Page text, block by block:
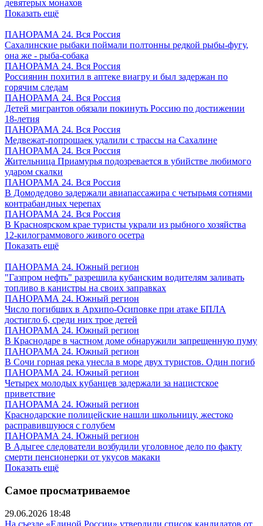
девятерых монахов
Показать ещё
ПАНОРАМА 24. Вся Россия
Сахалинские рыбаки поймали полтонны редкой рыбы-фугу,
она же - рыба-собака
ПАНОРАМА 24. Вся Россия
Россиянин похитил в аптеке виагру и был задержан по
горячим следам
ПАНОРАМА 24. Вся Россия
Детей мигрантов обязали покинуть Россию по достижении
18-летия
ПАНОРАМА 24. Вся Россия
Медвежат-попрошаек удалили с трассы на Сахалине
ПАНОРАМА 24. Вся Россия
Жительница Приамурья подозревается в убийстве любимого
ударом скалки
ПАНОРАМА 24. Вся Россия
В Домодедово задержали авиапассажира с четырьмя сотнями
контрабандных черепах
ПАНОРАМА 24. Вся Россия
В Красноярском крае туристы украли из рыбного хозяйства
12-килограммового живого осетра
Показать ещё
ПАНОРАМА 24. Южный регион
"Газпром нефть" разрешила кубанским водителям заливать
топливо в канистры на своих заправках
ПАНОРАМА 24. Южный регион
Число погибших в Архипо-Осиповке при атаке БПЛА
достигло 6, среди них трое детей
ПАНОРАМА 24. Южный регион
В Краснодаре в частном доме обнаружили запрещенную пуму
ПАНОРАМА 24. Южный регион
В Сочи горная река унесла в море двух туристов. Один погиб
ПАНОРАМА 24. Южный регион
Четырех молодых кубанцев задержали за нацистское
приветствие
ПАНОРАМА 24. Южный регион
Краснодарские полицейские нашли школьницу, жестоко
расправившуюся с голубем
ПАНОРАМА 24. Южный регион
В Адыгее следователи возбудили уголовное дело по факту
смерти пенсионерки от укусов макаки
Показать ещё
Самое просматриваемое
29.06.2026 18:48
На съезде «Единой России» утвердили список кандидатов от